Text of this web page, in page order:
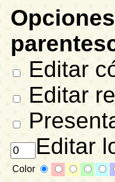
Editar
Editar
Editar
Color